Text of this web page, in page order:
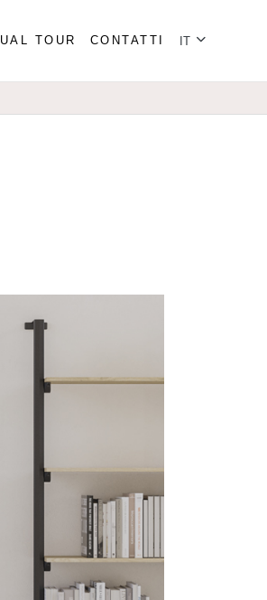
TOUR CONTATTI Seleziona la
IT